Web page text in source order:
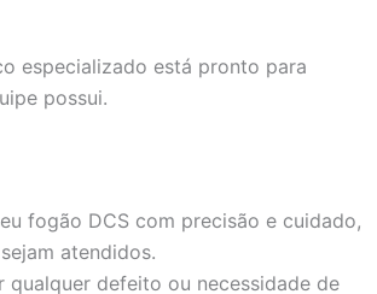
especializado está pronto para
possui.
fogão DCS com precisão e cuidado,
atendidos.
qualquer defeito ou necessidade de